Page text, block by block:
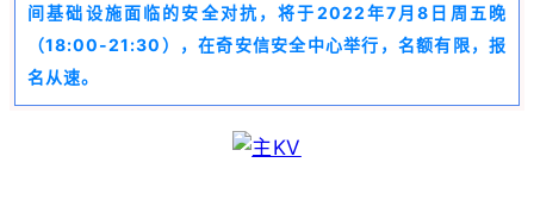
间基础设施面临的安全对抗，将于2022年7月8日周五晚
（18:00-21:30），在奇安信安全中心举行，名额有限，报
名从速。